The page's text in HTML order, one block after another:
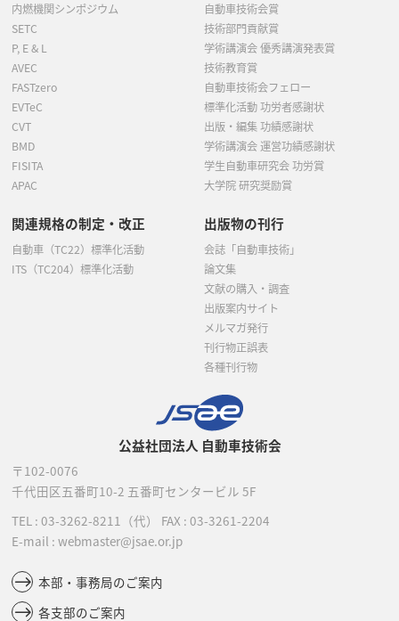
公益社団法人 自動車技術会
〒102-0076
千代田区五番町10-2 五番町センタービル 5F
TEL : 03-3262-8211 （代） FAX : 03-3261-2204
E-mail : webmaster@jsae.or.jp
本部・事務局のご案内
各支部のご案内
内燃機関シンポジウム
SETC
P, E & L
AVEC
FASTzero
EVTeC
CVT
BMD
FISITA
APAC
自動車技術会賞
技術部門貢献賞
学術講演会 優秀講演発表賞
技術教育賞
自動車技術会フェロー
標準化活動 功労者感謝状
出版・編集 功績感謝状
学術講演会 運営功績感謝状
学生自動車研究会 功労賞
大学院 研究奨励賞
関連規格の制定・改正
自動車（TC22）標準化活動
ITS（TC204）標準化活動
出版物の刊行
会誌「自動車技術」
論文集
文献の購入・調査
出版案内サイト
メルマガ発行
刊行物正誤表
各種刊行物